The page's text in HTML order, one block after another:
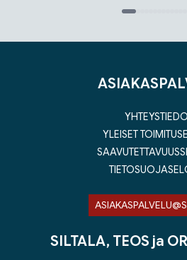
YLEISET
SILTALA, TEOS ja